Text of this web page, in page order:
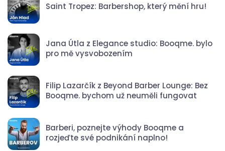
Saint Tropez: Barbershop, který mění hru!
Jana Útla z Elegance studio: Booqme. bylo
pro mě vysvobozením
Filip Lazarčík z Beyond Barber Lounge: Bez
Booqme. bychom už neuměli fungovat
Barberi, poznejte výhody Booqme a
rozjeďte své podnikání naplno!